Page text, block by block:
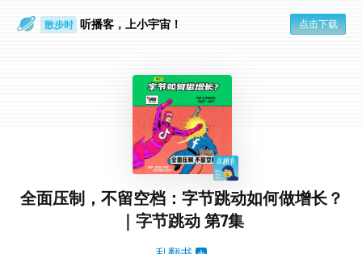
散步时 听播客，上小宇宙！ 点击下载
全面压制，不留空档：字节跳动如何做增长？
｜字节跳动 第7集